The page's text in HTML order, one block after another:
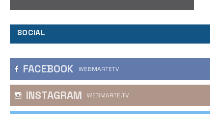
SOCIAL
FACEBOOK WEBMARTETV
INSTAGRAM WEBMARTE.TV